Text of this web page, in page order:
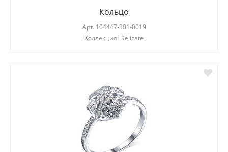
Кольцо
Арт. 104447-301-0019
Коллекция: Delicate